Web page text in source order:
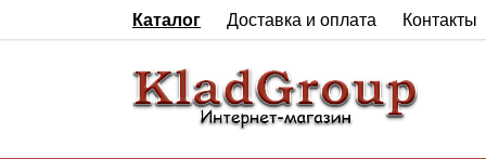
Каталог Доставка и оплата Контакты